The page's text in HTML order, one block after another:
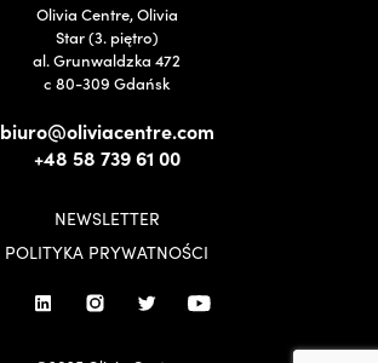
Olivia Centre, Olivia
Star (3. piętro)
al. Grunwaldzka 472
c 80-309 Gdańsk
biuro@oliviacentre.com
+48 58 739 61 00
NEWSLETTER
POLITYKA PRYWATNOŚCI